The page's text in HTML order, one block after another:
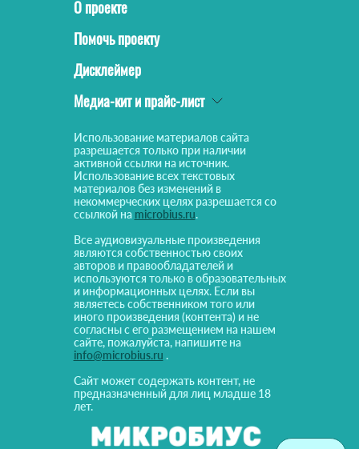
О проекте
Помочь проекту
Дисклеймер
Медиа-кит и прайс-лист
Использование материалов сайта
разрешается только при наличии
активной ссылки на источник.
Использование всех текстовых
материалов без изменений в
некоммерческих целях разрешается со
ссылкой на microbius.ru.
Все аудиовизуальные произведения
являются собственностью своих
авторов и правообладателей и
используются только в образовательных
и информационных целях. Если вы
являетесь собственником того или
иного произведения (контента) и не
согласны с его размещением на нашем
сайте, пожалуйста, напишите на
info@microbius.ru .
Сайт может содержать контент, не
предназначенный для лиц младше 18
лет.